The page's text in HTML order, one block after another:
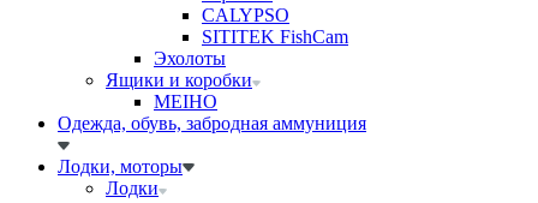
CALYPSO
SITITEK FishCam
Эхолоты
Ящики и коробки
MEIHO
Одежда, обувь, забродная аммуниция
Лодки, моторы
Лодки